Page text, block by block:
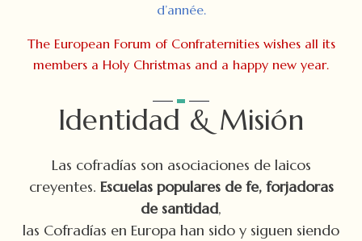
d’année.
The European Forum of Confraternities wishes all its
members a Holy Christmas and a happy new year.
Identidad & Misión
Las cofradías son asociaciones de laicos
creyentes. Escuelas populares de fe, forjadoras
de santidad,
las Cofradías en Europa han sido y siguen siendo